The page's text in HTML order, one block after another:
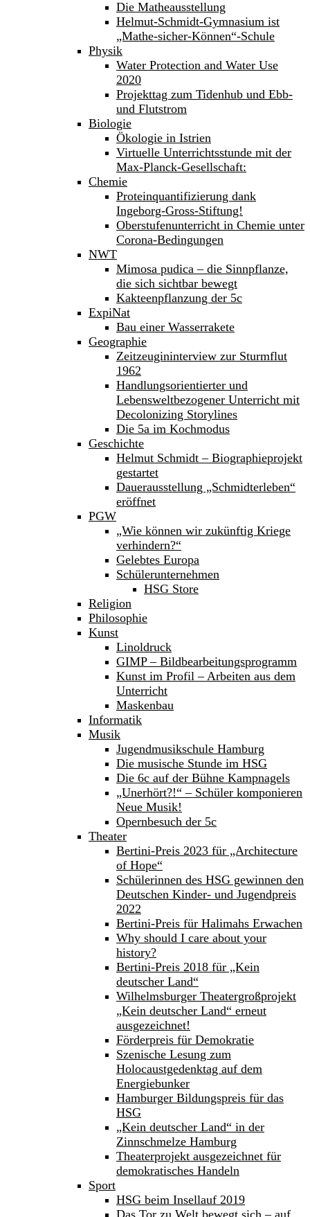
Die Matheausstellung
Helmut-Schmidt-Gymnasium ist
„Mathe-sicher-Können“-Schule
Physik
Water Protection and Water Use
2020
Projekttag zum Tidenhub und Ebb-
und Flutstrom
Biologie
Ökologie in Istrien
Virtuelle Unterrichtsstunde mit der
Max-Planck-Gesellschaft:
Chemie
Proteinquantifizierung dank
Ingeborg-Gross-Stiftung!
Oberstufenunterricht in Chemie unter
Corona-Bedingungen
NWT
Mimosa pudica – die Sinnpflanze,
die sich sichtbar bewegt
Kakteenpflanzung der 5c
ExpiNat
Bau einer Wasserrakete
Geographie
Zeitzeugininterview zur Sturmflut
1962
Handlungsorientierter und
Lebensweltbezogener Unterricht mit
Decolonizing Storylines
Die 5a im Kochmodus
Geschichte
Helmut Schmidt – Biographieprojekt
gestartet
Dauerausstellung „Schmidterleben“
eröffnet
PGW
„Wie können wir zukünftig Kriege
verhindern?“
Gelebtes Europa
Schülerunternehmen
HSG Store
Religion
Philosophie
Kunst
Linoldruck
GIMP – Bildbearbeitungsprogramm
Kunst im Profil – Arbeiten aus dem
Unterricht
Maskenbau
Informatik
Musik
Jugendmusikschule Hamburg
Die musische Stunde im HSG
Die 6c auf der Bühne Kampnagels
„Unerhört?!“ – Schüler komponieren
Neue Musik!
Opernbesuch der 5c
Theater
Bertini-Preis 2023 für „Architecture
of Hope“
Schülerinnen des HSG gewinnen den
Deutschen Kinder- und Jugendpreis
2022
Bertini-Preis für Halimahs Erwachen
Why should I care about your
history?
Bertini-Preis 2018 für „Kein
deutscher Land“
Wilhelmsburger Theatergroßprojekt
„Kein deutscher Land“ erneut
ausgezeichnet!
Förderpreis für Demokratie
Szenische Lesung zum
Holocaustgedenktag auf dem
Energiebunker
Hamburger Bildungspreis für das
HSG
„Kein deutscher Land“ in der
Zinnschmelze Hamburg
Theaterprojekt ausgezeichnet für
demokratisches Handeln
Sport
HSG beim Insellauf 2019